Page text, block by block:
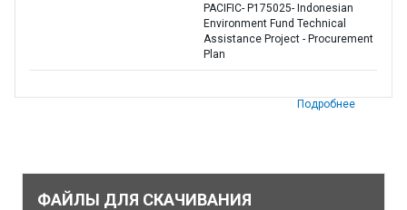
PACIFIC- P175025- Indonesian
Environment Fund Technical
Assistance Project - Procurement
Plan
Подробнее
ФАЙЛЫ ДЛЯ СКАЧИВАНИЯ